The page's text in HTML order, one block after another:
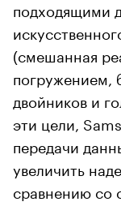
подходящими
(смешанная
погружением,
двойников и
эти цели,
передачи
увеличить
сравнению со